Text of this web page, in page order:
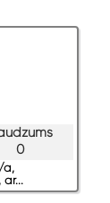
0
a,
ar...